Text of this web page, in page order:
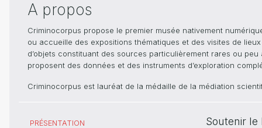
A propos
Criminocorpus propose le premier musée nativement
ou accueille des expositions thématiques et des visites de
d’objets constituant des sources particulièrement rares ou
proposent des données et des instruments d’exploration
Criminocorpus est lauréat de la médaille de la médiation
PRÉSENTATION
Soutenir le